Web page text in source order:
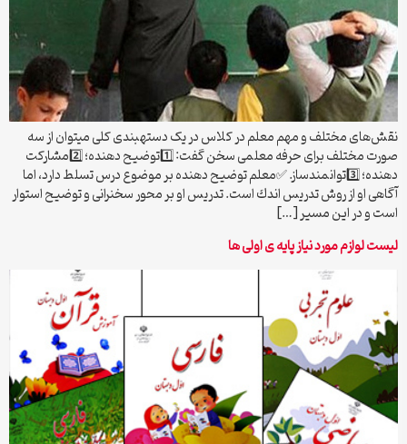
نقش‌های مختلف و مهم معلم در کلاس در یک دسته‎بندی کلی می‎توان از سه
صورت مختلف برای حرفه معلمی سخن گفت: 1️⃣توضیح‌ دهنده؛‌ 2️⃣مشاركت‌
دهنده؛‌ 3️⃣توانمندساز. ✅معلم‌ توضیح‌ دهنده‌ بر موضوع‌ درس‌ تسلط دارد، اما
آگاهی‌ او از روش‌ تدریس ‌اندك‌ است‌. تدریس‌ او بر محور سخنرانی‌ و توضیح‌ استوار
است‌ و در این مسیر […]
لیست لوازم مورد نیاز پایه ی اولی ها